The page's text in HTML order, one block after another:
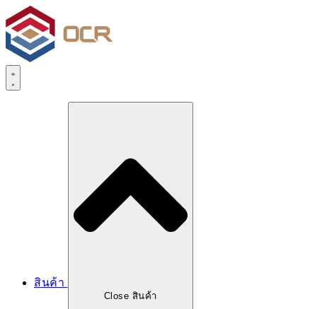
สินค้า
Close สินค้า